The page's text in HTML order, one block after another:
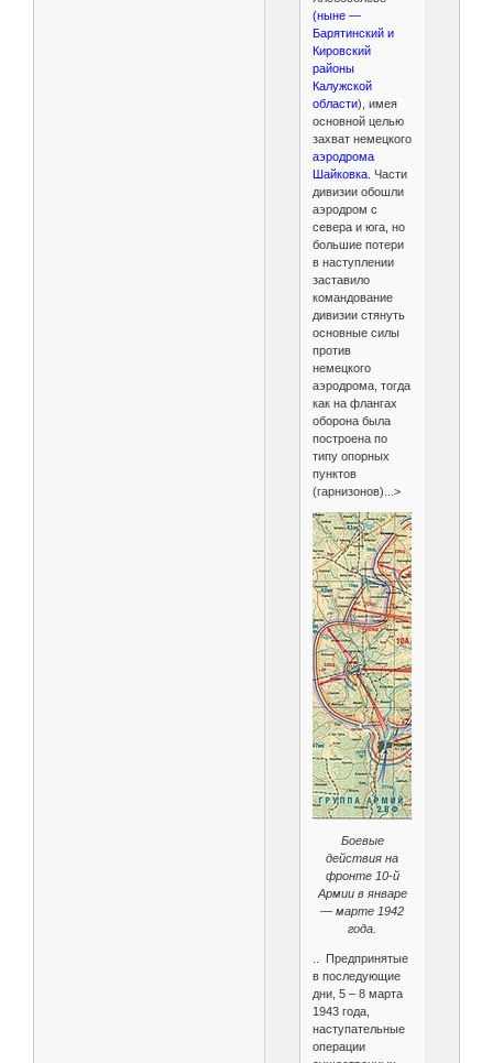
(ныне —
Барятинский и
Кировский
районы
Калужской
области), имея
основной целью
захват немецкого
аэродрома
Шайковка. Части
дивизии обошли
аэродром с
севера и юга, но
большие потери
в наступлении
заставило
командование
дивизии стянуть
основные силы
против
немецкого
аэродрома, тогда
как на флангах
оборона была
построена по
типу опорных
пунктов
(гарнизонов)...>
Боевые
действия на
фронте 10-й
Армии в январе
— марте 1942
года.
.. Предпринятые
в последующие
дни, 5 – 8 марта
1943 года,
наступательные
операции